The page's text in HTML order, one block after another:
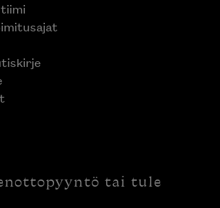
tai tule